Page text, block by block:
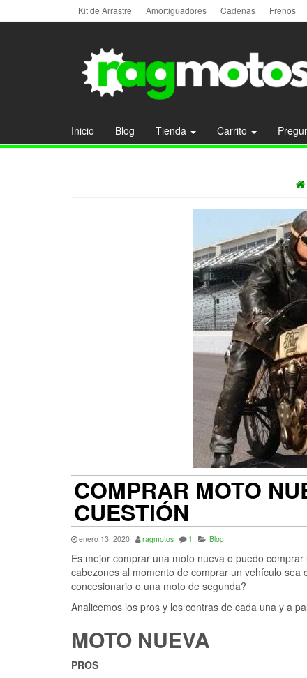
Kit de Arrastre Amortiguadores Cadenas Frenos
Inicio Blog Tienda Carrito
COMPRAR MOTO
CUESTIÓN
enero 13, 2020 ragmotos 1 Blog,
Es mejor comprar una moto nueva o puedo
cabezones al momento de comprar un vehículo
concesionario o una moto de segunda?
Analicemos los pros y los contras de cada una y a
MOTO NUEVA
PROS